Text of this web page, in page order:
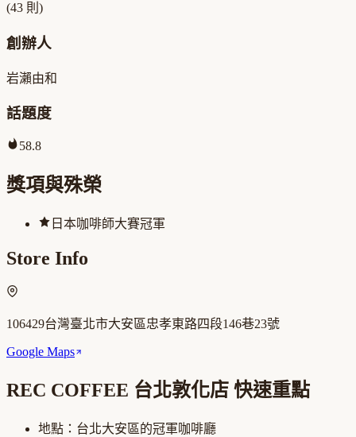
(43 則)
創辦人
岩瀨由和
話題度
58.8
獎項與殊榮
日本咖啡師大賽冠軍
Store Info
106429台灣臺北市大安區忠孝東路四段146巷23號
Google Maps
REC COFFEE 台北敦化店 快速重點
地點： 台北大安區的冠軍咖啡廳